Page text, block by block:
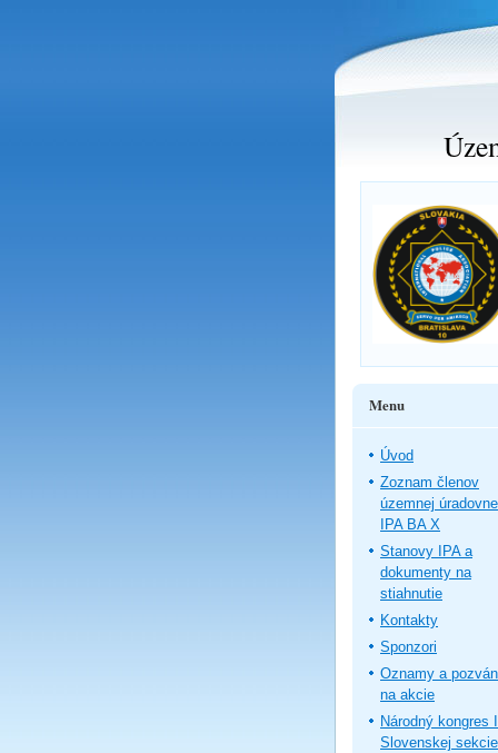
Menu
Úvod
Zoznam členov
územnej úradovne
IPA BA X
Stanovy IPA a
dokumenty na
stiahnutie
Kontakty
Sponzori
Oznamy a
na akcie
Národný kongres
Slovenskej sekcie